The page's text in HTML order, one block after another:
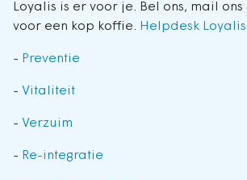
Loyalis is er voor je. Bel ons, mail ons
voor een kop koffie. Helpdesk Loyalis
- Preventie
- Vitaliteit
- Verzuim
- Re-integratie